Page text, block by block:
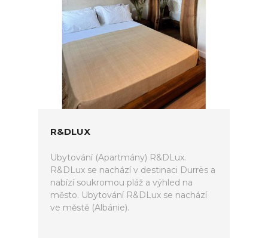
R&DLUX
Ubytování (Apartmány) R&DLux.
R&DLux se nachází v destinaci Durrës a
nabízí soukromou pláž a výhled na
město. Ubytování R&DLux se nachází
ve městě (Albánie).